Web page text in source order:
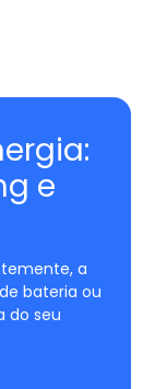
e
a
bateria ou
do seu